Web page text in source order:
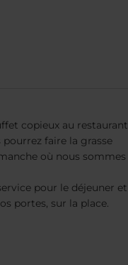
copieux au restaurant
faire la grasse
où nous sommes
pour le déjeuner
portes, sur la place.